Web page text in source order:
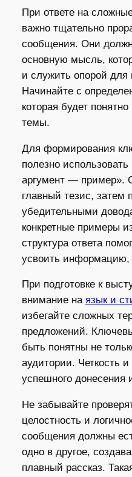
При ответе на
важно тщательно
сообщения. Они
основную мысль,
и служить опорой для
Начинайте с
которая будет
темы.
Для формирования
полезно
аргумент — пример».
главный тезис, затем
убедительными
конкретные примеры
структура ответа
усвоить
При подготовке к
внимание на язык и
избегайте сложных
предложений.
быть понятны не
аудитории. Четкость
успешного
Не забывайте
целостность и
сообщения должны
одно в другое,
плавный рассказ.